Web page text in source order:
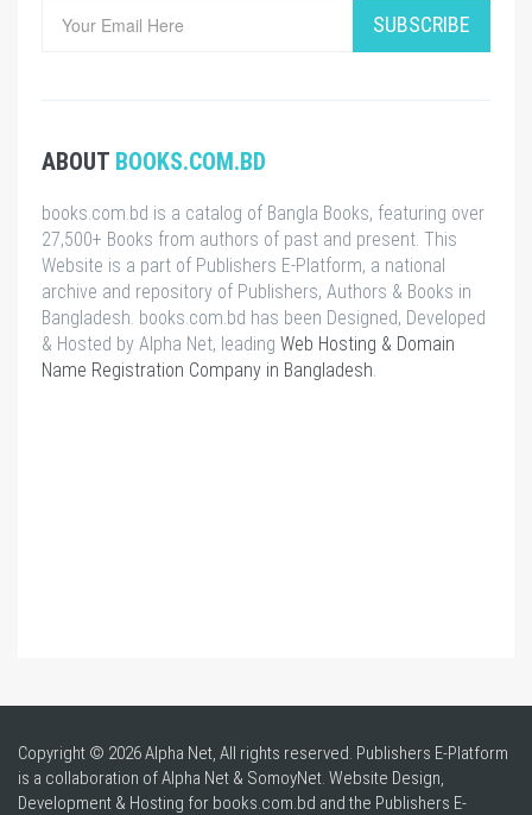
SUBSCRIBE
ABOUT BOOKS.COM.BD
books.com.bd is a catalog of Bangla Books, featuring over
27,500+ Books from authors of past and present. This
Website is a part of Publishers E-Platform, a national
archive and repository of Publishers, Authors & Books in
Bangladesh. books.com.bd has been Designed, Developed
& Hosted by Alpha Net, leading Web Hosting & Domain
Name Registration Company in Bangladesh
Copyright © 2026 Alpha Net, All rights reserved. Publishers E-Platform
is a collaboration of Alpha Net & SomoyNet. Website Design,
Development & Hosting for books.com.bd and the Publishers E-